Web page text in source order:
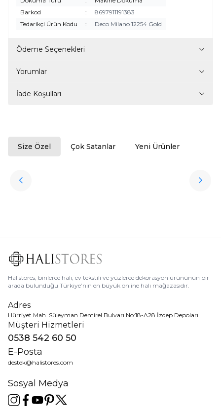
Barkod
:
8697911191383
Tedarikçi Ürün Kodu
: Deco Milano 12254 Gold
Ödeme Seçenekleri
Yorumlar
İade Koşulları
Size Özel Çok Satanlar Yeni Ürünler
Favorilere Ekle
Halıstores
3.909,80
Halıstores, binlerce halı, ev tekstili ve yüzlerce dekorasyon ürününün bir
arada bulunduğu Türkiye’nin en büyük online halı mağazasıdır.
Adres
Hürriyet Mah. Süleyman Demirel Bulvarı No:18-A28 İzdep Depoları
Müşteri Hizmetleri
0538 542 60 50
E-Posta
destek@halistores.com
Sosyal Medya